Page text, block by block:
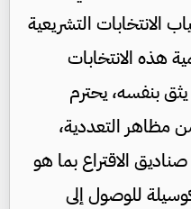
الانتخابات التشريعية
هذه الانتخابات
بنفسه، يحترم
مظاهر التعددية،
صناديق الاقتراع بما هو
للوصول إلى